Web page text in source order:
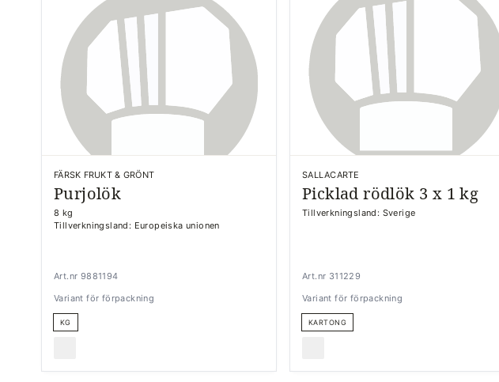
FÄRSK FRUKT & GRÖNT
Purjolök
8 kg
Tillverkningsland: Europeiska unionen
Art.nr 9881194
Variant för förpackning
KG
SALLACARTE
Picklad rödlök 3 x 1 kg
Tillverkningsland: Sverige
Art.nr 311229
Variant för förpackning
KARTONG